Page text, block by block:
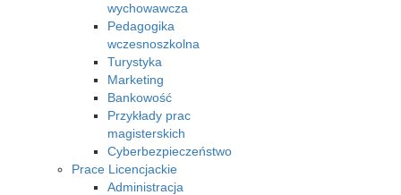
wychowawcza
Pedagogika
wczesnoszkolna
Turystyka
Marketing
Bankowość
Przykłady prac
magisterskich
Cyberbezpieczeństwo
Prace Licencjackie
Administracja